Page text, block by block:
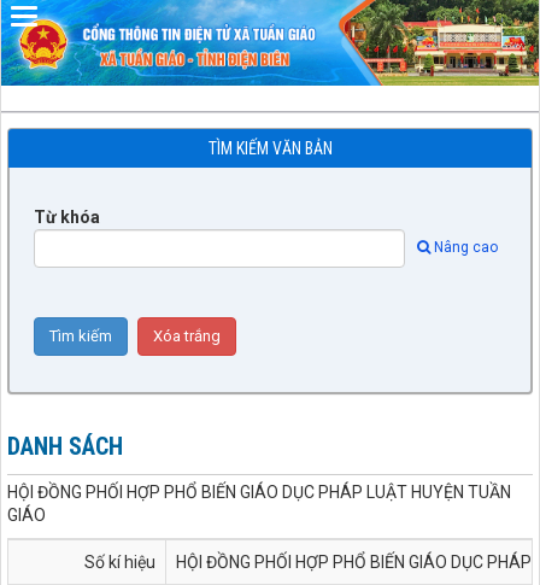
TÌM KIẾM VĂN BẢN
Từ khóa
Nâng cao
DANH SÁCH
HỘI ĐỒNG PHỐI HỢP PHỔ BIẾN GIÁO DỤC PHÁP LUẬT HUYỆN TUẦN
GIÁO
Số kí hiệu HỘI ĐỒNG PHỐI HỢP PHỔ BIẾN GIÁO DỤC PHÁP
Đã kết nối EMC